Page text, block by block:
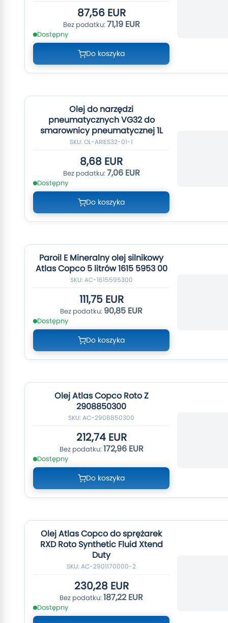
87,56 EUR
71,19 EUR
Dostępny
Do koszyka
Olej do narzędzi
pneumatycznych VG32 do
smarownicy pneumatycznej 1L
SKU: OL-ARIES32-01-1
8,68 EUR
7,06 EUR
Dostępny
Do koszyka
Paroil E Mineralny olej silnikowy
Atlas Copco 5 litrów 1615 5953 00
SKU: AC-1615595300
111,75 EUR
90,85 EUR
Dostępny
Do koszyka
Olej Atlas Copco Roto Z
2908850300
SKU: AC-2908850300
212,74 EUR
172,96 EUR
Dostępny
Do koszyka
Olej Atlas Copco do sprężarek
RXD Roto Synthetic Fluid Xtend
Duty
SKU: AC-2901170000-2
230,28 EUR
187,22 EUR
Dostępny